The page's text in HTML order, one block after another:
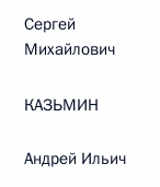
Сергей
Михайлович
КАЗЬМИН
Андрей Ильич